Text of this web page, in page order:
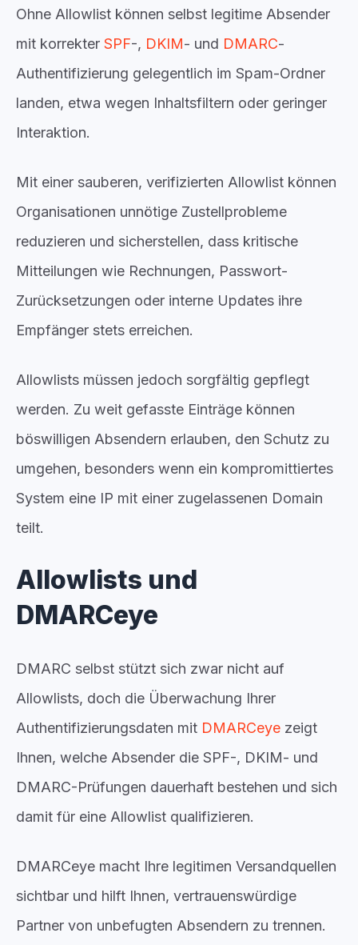
Ohne Allowlist können selbst legitime Absender
mit korrekter SPF-, DKIM- und DMARC-
Authentifizierung gelegentlich im Spam-Ordner
landen, etwa wegen Inhaltsfiltern oder geringer
Interaktion.
Mit einer sauberen, verifizierten Allowlist können
Organisationen unnötige Zustellprobleme
reduzieren und sicherstellen, dass kritische
Mitteilungen wie Rechnungen, Passwort-
Zurücksetzungen oder interne Updates ihre
Empfänger stets erreichen.
Allowlists müssen jedoch sorgfältig gepflegt
werden. Zu weit gefasste Einträge können
böswilligen Absendern erlauben, den Schutz zu
umgehen, besonders wenn ein kompromittiertes
System eine IP mit einer zugelassenen Domain
teilt.
Allowlists und
DMARCeye
DMARC selbst stützt sich zwar nicht auf
Allowlists, doch die Überwachung Ihrer
Authentifizierungsdaten mit DMARCeye zeigt
Ihnen, welche Absender die SPF-, DKIM- und
DMARC-Prüfungen dauerhaft bestehen und sich
damit für eine Allowlist qualifizieren.
DMARCeye macht Ihre legitimen Versandquellen
sichtbar und hilft Ihnen, vertrauenswürdige
Partner von unbefugten Absendern zu trennen.